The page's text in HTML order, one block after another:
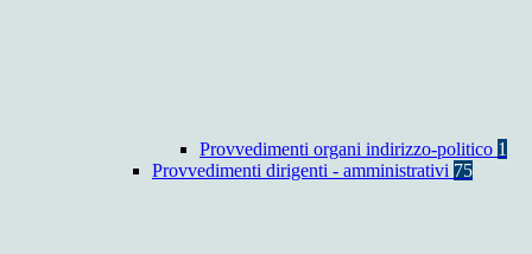
Provvedimenti organi indirizzo-politico 1
Provvedimenti dirigenti - amministrativi 75